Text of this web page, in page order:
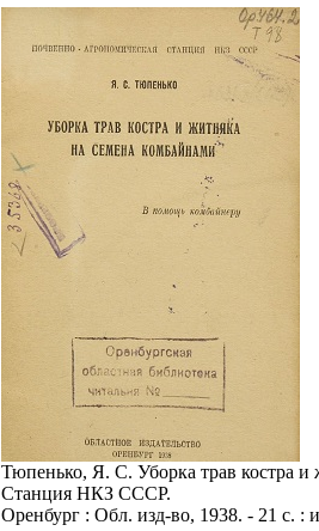
Тюпенько, Я. С. Уборка трав костра
Станция НКЗ СССР.
Оренбург : Обл. изд-во, 1938. - 21 с. :